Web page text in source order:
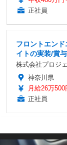
正社員
フロントエン
イトの実装/賞
株式会社プロジ
神奈川県
月給26万
正社員